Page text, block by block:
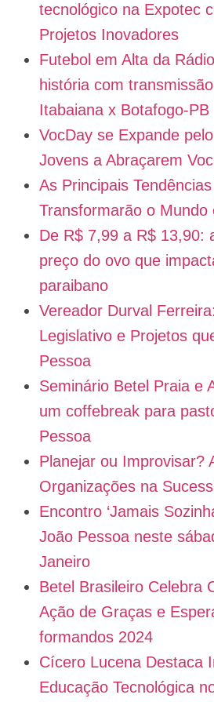
tecnológico na Expotec
Projetos Inovadores
Futebol em Alta da
história com
Itabaiana x Botafogo-PB
VocDay se Expande
Jovens a Abraçarem
As Principais
Transformarão o Mundo
De R$ 7,99 a R$ 13,90:
preço do ovo que
paraibano
Vereador Durval
Legislativo e Projetos
Pessoa
Seminário Betel Praia e
um coffebreak para
Pessoa
Planejar ou Improvisar?
Organizações na
Encontro ‘Jamais
João Pessoa neste
Janeiro
Betel Brasileiro Celebra
Ação de Graças e
formandos 2024
Cícero Lucena Destaca
Educação Tecnológica